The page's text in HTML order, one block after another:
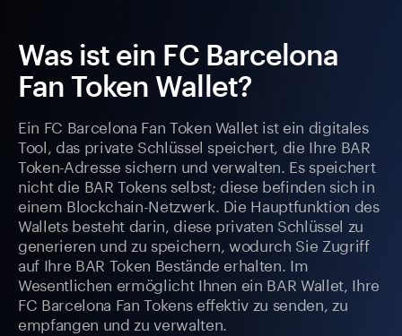
Was ist ein FC Barcelona
Fan Token Wallet?
Ein FC Barcelona Fan Token Wallet ist ein digitales
Tool, das private Schlüssel speichert, die Ihre BAR
Token-Adresse sichern und verwalten. Es speichert
nicht die BAR Tokens selbst; diese befinden sich in
einem Blockchain-Netzwerk. Die Hauptfunktion des
Wallets besteht darin, diese privaten Schlüssel zu
generieren und zu speichern, wodurch Sie Zugriff
auf Ihre BAR Token Bestände erhalten. Im
Wesentlichen ermöglicht Ihnen ein BAR Wallet, Ihre
FC Barcelona Fan Tokens effektiv zu senden, zu
empfangen und zu verwalten.